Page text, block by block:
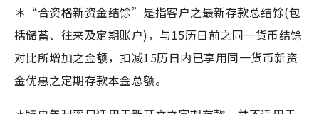
＊“合资格新资金结馀”是指客户之最新存款总结馀(包
括储蓄、往来及定期账户)，与15历日前之同一货币结馀
对比所增加之金额，扣减15历日内已享用同一货币新资
金优惠之定期存款本金总额。